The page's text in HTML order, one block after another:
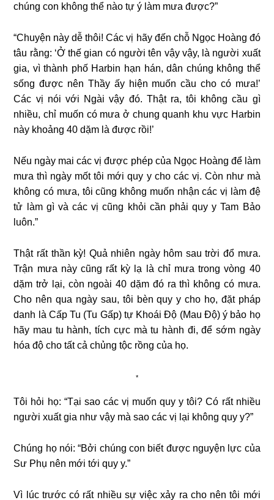
chúng con không thể nào tự ý làm mưa được?”
“Chuyện này dễ thôi! Các vị hãy đến chỗ Ngọc Hoàng đó
tâu rằng: ‘Ở thế gian có người tên vậy vậy, là người xuất
gia, vì thành phố Harbin hạn hán, dân chúng không thể
sống được nên Thầy ấy hiện muốn cầu cho có mưa!’
Các vị nói với Ngài vậy đó. Thật ra, tôi không cầu gì
nhiều, chỉ muốn có mưa ở chung quanh khu vực Harbin
này khoảng 40 dặm là được rồi!’
Nếu ngày mai các vị được phép của Ngọc Hoàng để làm
mưa thì ngày mốt tôi mới quy y cho các vị. Còn như mà
không có mưa, tôi cũng không muốn nhận các vị làm đệ
tử làm gì và các vị cũng khỏi cần phải quy y Tam Bảo
luôn.”
Thật rất thần kỳ! Quả nhiên ngày hôm sau trời đổ mưa.
Trận mưa này cũng rất kỳ lạ là chỉ mưa trong vòng 40
dặm trở lại, còn ngoài 40 dặm đó ra thì không có mưa.
Cho nên qua ngày sau, tôi bèn quy y cho họ, đặt pháp
danh là Cấp Tu (Tu Gấp) tự Khoái Độ (Mau Độ) ý bảo họ
hãy mau tu hành, tích cực mà tu hành đi, để sớm ngày
hóa độ cho tất cả chủng tộc rồng của họ.
*
Tôi hỏi họ: “Tại sao các vị muốn quy y tôi? Có rất nhiều
người xuất gia như vậy mà sao các vị lại không quy y?”
Chúng họ nói: “Bởi chúng con biết được nguyện lực của
Sư Phụ nên mới tới quy y.”
Vì lúc trước có rất nhiều sự việc xảy ra cho nên tôi mới